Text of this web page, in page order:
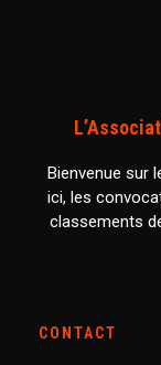
Bienvenue sur
ici, les
classements
CONTACT